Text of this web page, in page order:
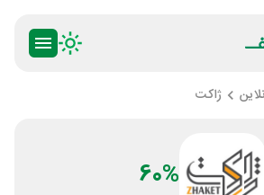
ژاکت
60%